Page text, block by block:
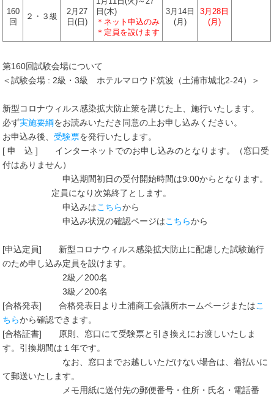
160
回
２・３級
2月27
日(日)
日(木)
＊ネット申込のみ
＊定員を設けます
3月14日
(月)
3月28日
(月)
第160回試験会場について
＜試験会場 : 2級・3級 ホテルマロウド筑波（土浦市城北2-24）＞
新型コロナウィルス感染拡大防止策を講じた上、施行いたします。
必ず実施要綱をお読みいただき同意の上お申し込みください。
お申込み後、受験票を発行いたします。
[ 申 込 ] インターネットでのお申し込みのとなります。（窓口受
付はありません）
申込期間初日の受付開始時間は9:00からとなります。
定員になり次第終了とします。
申込みはこちらから
申込み状況の確認ページはこちらから
[申込定員] 新型コロナウィルス感染拡大防止に配慮した試験施行
のため申し込み定員を設けます。
2級／200名
3級／200名
[合格発表] 合格発表日より土浦商工会議所ホームページまたはこ
ちらから確認できます。
[合格証書] 原則、窓口にて受験票と引き換えにお渡しいたしま
す。引換期間は１年です。
なお、窓口までお越しいただけない場合は、着払いに
て郵送いたします。
メモ用紙に送付先の郵便番号・住所・氏名・電話番